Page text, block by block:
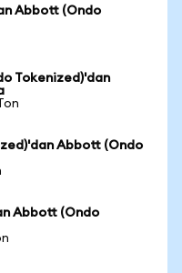
Abbott (Ondo
Tokenized)'dan
Abbott (Ondo
Abbott (Ondo